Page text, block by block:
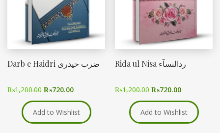
Darb e Haidri ضرب حیدری
₨1,200.00 ₨720.00
Add to Wishlist
Rida ul Nisa ردالنسآء
₨1,200.00 ₨720.00
Add to Wishlist